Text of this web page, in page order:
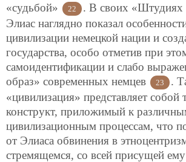
«судьбой»
22
. В своих «Штудиях
Элиас наглядно показал
цивилизации немецкой нации и
государства, особо отметив при
самоидентификации и слабо
образ» современных немцев
23
.
«цивилизация» представляет собой
конструкт, приложимый к
цивилизационным процессам, что
от Элиаса обвинения в
стремящемся, со всей присущей